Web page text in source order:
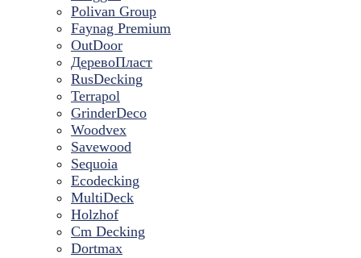
Polivan Group
Faynag Premium
OutDoor
ДеревоПласт
RusDecking
Terrapol
GrinderDeco
Woodvex
Savewood
Sequoia
Ecodecking
MultiDeck
Holzhof
Cm Decking
Dortmax